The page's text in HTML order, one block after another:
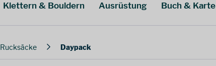
Klettern & Bouldern Ausrüstung Buch & Karte
Rucksäcke Daypack